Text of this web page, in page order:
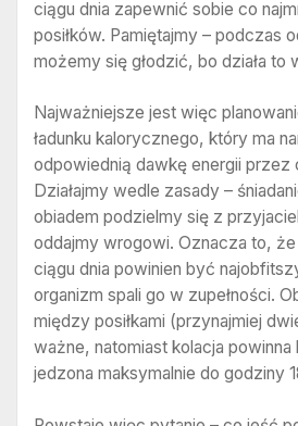
ciągu dnia zapewnić sobie co
posiłków. Pamiętajmy – podczas
możemy się głodzić, bo działa to
Najważniejsze jest więc
ładunku kalorycznego, który ma
odpowiednią dawkę energii przez
Działajmy wedle zasady –
obiadem podzielmy się z
oddajmy wrogowi. Oznacza to,
ciągu dnia powinien być
organizm spali go w zupełności.
między posiłkami (przynajmiej
ważne, natomiast kolacja
jedzona maksymalnie do godziny